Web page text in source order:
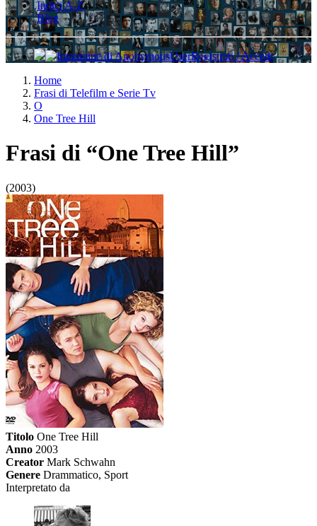
Indici A-Z
Blog
Registrati / Accedi
Home
Frasi di Telefilm e Serie Tv
O
One Tree Hill
Frasi di “One Tree Hill”
(2003)
Titolo One Tree Hill
Anno 2003
Creator Mark Schwahn
Genere Drammatico, Sport
Interpretato da